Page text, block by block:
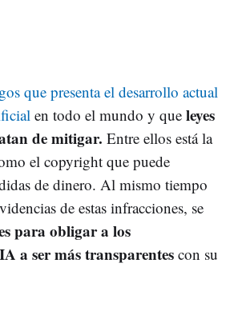
que presenta el desarrollo actual
en todo el mundo y que leyes
de mitigar. Entre ellos está la
el copyright que puede
de dinero. Al mismo tiempo
de estas infracciones, se
para obligar a los
a ser más transparentes con su